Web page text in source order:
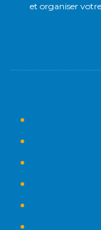
et organiser